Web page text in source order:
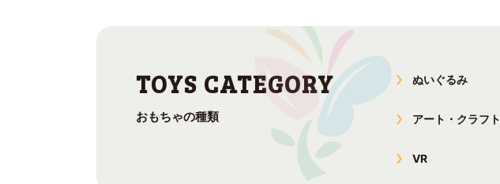
おもちゃの種類
ぬいぐるみ
アート・クラフト
VR